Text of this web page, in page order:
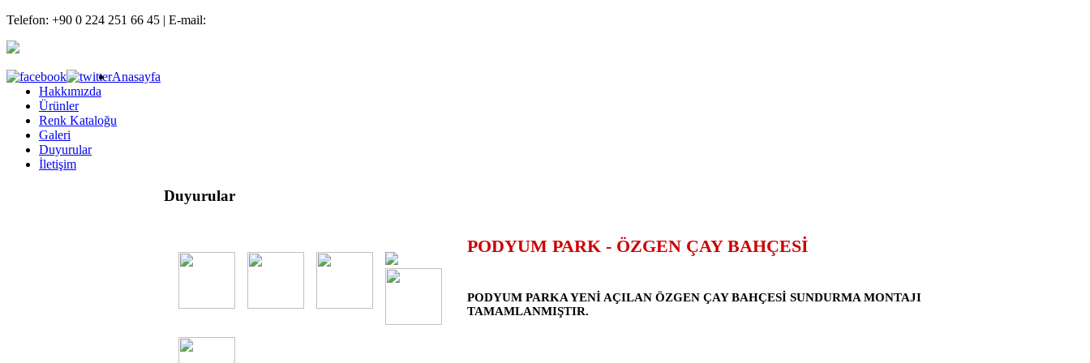
Telefon: +90 0 224 251 66 45 | E-mail:
Anasayfa
Hakkımızda
Ürünler
Renk Kataloğu
Galeri
Duyurular
İletişim
Duyurular
PODYUM PARK - ÖZGEN ÇAY BAHÇESİ
PODYUM PARKA YENİ AÇILAN ÖZGEN ÇAY BAHÇESİ SUNDURMA MONTAJI
TAMAMLANMIŞTIR.